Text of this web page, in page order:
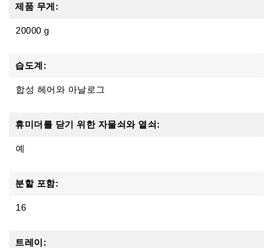
제품 무게:
20000 g
습도계:
합성 헤어와 아날로그
휴미더를 닫기 위한 자물쇠와 열쇠:
예
분할 포함:
16
트레이: